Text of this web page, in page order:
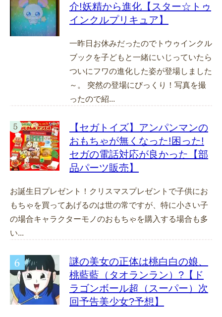
介!妖精から進化【スター☆トゥ
インクルプリキュア】
一昨日お休みだったのでトウゥインクル
ブックを子どもと一緒にいじっていたら
ついにフワの進化した姿が登場しました
～。 突然の登場にびっくり！写真を撮
ったので紹...
【セガトイズ】アンパンマンの
おもちゃが無くなった!困った!
セガの電話対応が良かった【部
品パーツ販売】
お誕生日プレゼント！クリスマスプレゼントで子供にお
もちゃを買ってあげるのは世の常ですが、特に小さい子
の場合キャラクターモノのおもちゃを購入する場合も多
い...
謎の美女の正体は桃白白の娘、
桃藍藍（タオランラン）?【ド
ラゴンボール超（スーパー）次
回予告美少女?予想】